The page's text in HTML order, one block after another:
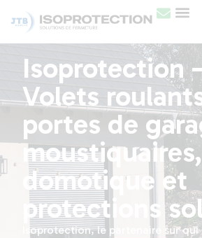
Isoprotection
Volets
portes de
moustiquaires,
domotique et
protections
Isoprotection, le partenaire sur